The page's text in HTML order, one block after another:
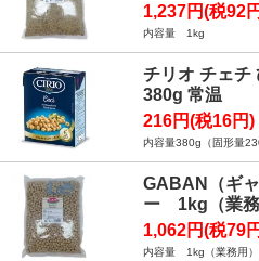
1,237円(税92
内容量 1kg
チリオ チェチ
380g 常温
216円(税16円)
内容量380g（固形量
GABAN（ギ
ー 1kg（業務
1,062円(税79
内容量 1kg（業務用）